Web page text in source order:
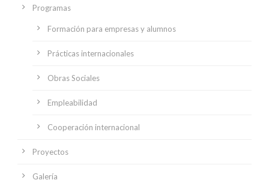
Programas
Formación para empresas y alumnos
Prácticas internacionales
Obras Sociales
Empleabilidad
Cooperación internacional
Proyectos
Galería